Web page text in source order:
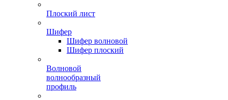
Плоский лист
Шифер
Шифер волновой
Шифер плоский
Волновой
волнообразный
профиль